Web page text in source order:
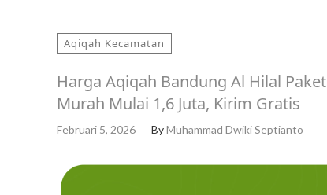
Aqiqah Kecamatan
Harga Aqiqah Bandung Al Hilal Paket
Murah Mulai 1,6 Juta, Kirim Gratis
Februari 5, 2026 ByMuhammad Dwiki Septianto